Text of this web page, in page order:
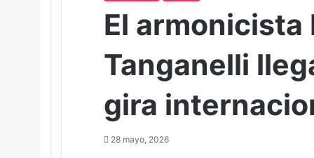
El armonicista
Tanganelli
gira
28 mayo, 2026